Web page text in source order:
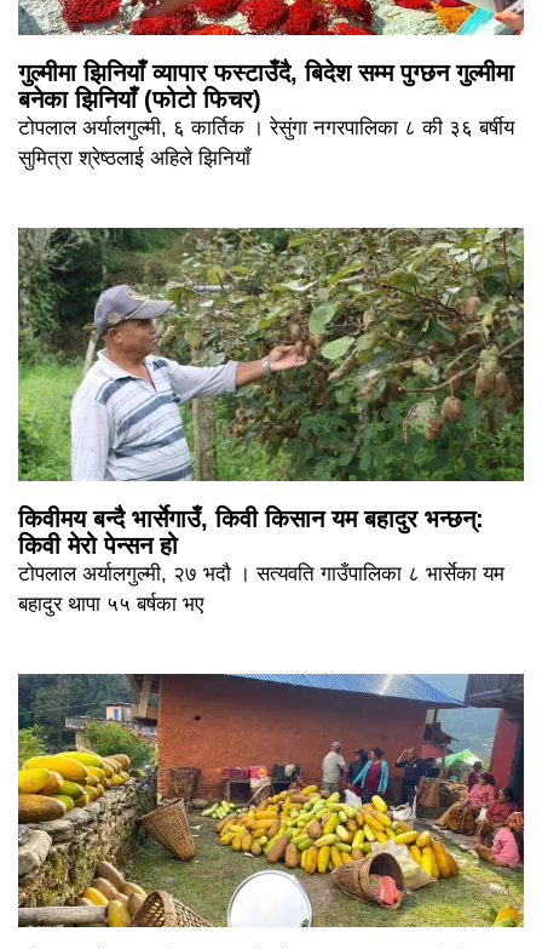
गुल्मीमा झिनियाँ व्यापार फस्टाउँदै, बिदेश सम्म पुग्छन गुल्मीमा
बनेका झिनियाँ (फोटो फिचर)
टोपलाल अर्यालगुल्मी, ६ कार्तिक । रेसुंगा नगरपालिका ८ की ३६ बर्षीय
सुमित्रा श्रेष्ठलाई अहिले झिनियाँ
किवीमय बन्दै भार्सेगाउँ, किवी किसान यम बहादुर भन्छन्:
किवी मेरो पेन्सन हो
टोपलाल अर्यालगुल्मी, २७ भदौ । सत्यवति गाउँपालिका ८ भार्सेका यम
बहादुर थापा ५५ बर्षका भए